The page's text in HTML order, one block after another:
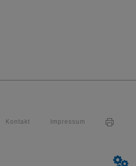
Kontakt Impressum